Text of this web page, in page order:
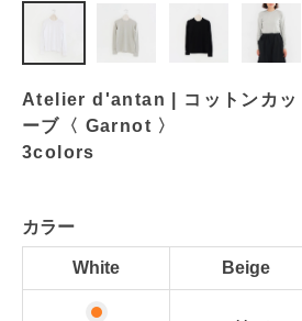
Atelier d'antan | コットンカッ
ーブ〈 Garnot 〉
3colors
カラー
White Beige